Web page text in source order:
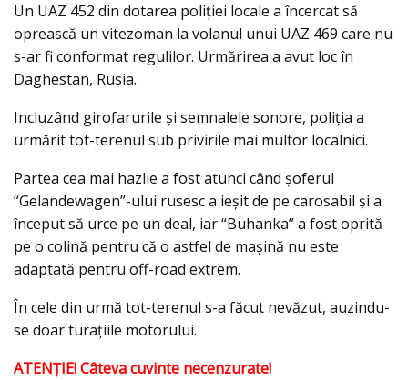
Un UAZ 452 din dotarea poliţiei locale a încercat să
oprească un vitezoman la volanul unui UAZ 469 care nu
s-ar fi conformat regulilor. Urmărirea a avut loc în
Daghestan, Rusia.
Incluzând girofarurile şi semnalele sonore, poliţia a
urmărit tot-terenul sub privirile mai multor localnici.
Partea cea mai hazlie a fost atunci când şoferul
“Gelandewagen”-ului rusesc a ieşit de pe carosabil şi a
început să urce pe un deal, iar “Buhanka” a fost oprită
pe o colină pentru că o astfel de maşină nu este
adaptată pentru off-road extrem.
În cele din urmă tot-terenul s-a făcut nevăzut, auzindu-
se doar turaţiile motorului.
ATENŢIE! Câteva cuvinte necenzurate!